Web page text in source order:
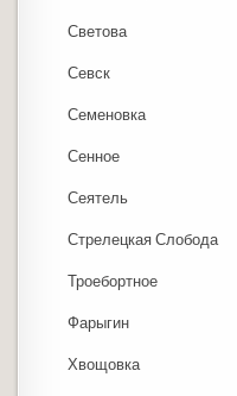
Светова
Севск
Семеновка
Сенное
Сеятель
Стрелецкая Слобода
Троебортное
Фарыгин
Хвощовка